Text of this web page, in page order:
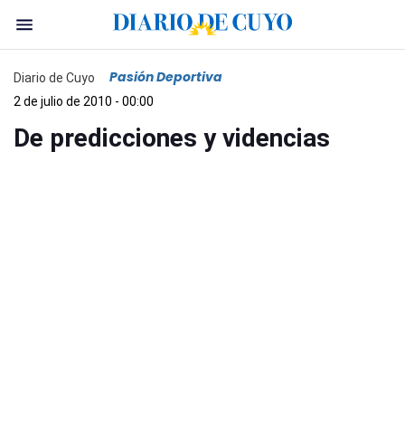
Diario de Cuyo Pasión Deportiva
2 de julio de 2010 - 00:00
De predicciones y videncias